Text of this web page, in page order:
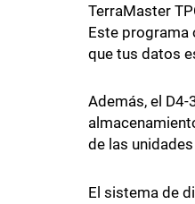
TerraMaster
Este programa
que tus datos
Además, el
de las
El sistema de